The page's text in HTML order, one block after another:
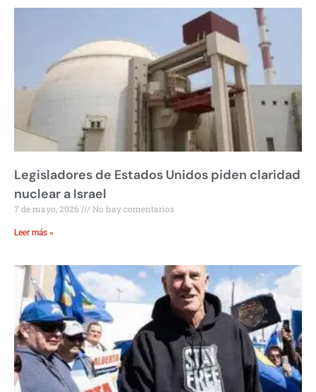
Legisladores de Estados Unidos piden claridad
nuclear a Israel
7 de mayo, 2026 No hay comentarios
Leer más »